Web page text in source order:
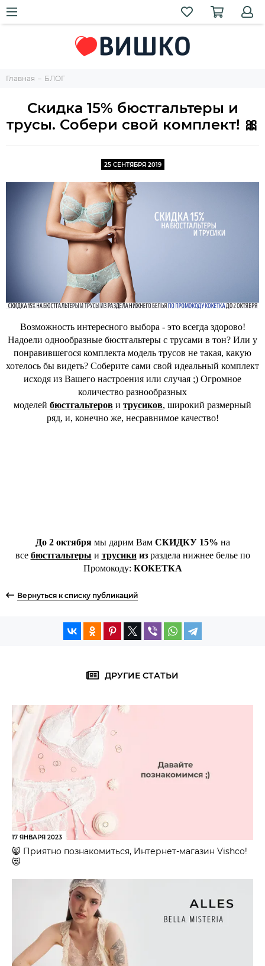
Главная БЛОГ
Скидка 15% бюстгальтеры и
трусы. Собери свой комплект! 🎀
25 СЕНТЯБРЯ 2019
Возможность интересного выбора - это всегда здорово!
Надоели однообразные бюстгальтеры с трусами в тон? Или у
понравившегося комплекта модель трусов не такая, какую
хотелось бы видеть? Соберите сами свой идеальный комплект
исходя из Вашего настроения или случая ;) Огромное
количество разнообразных
моделей бюстгальтеров и трусиков, широкий размерный
ряд, и, конечно же, несравнимое качество!
До 2 октябрямы дарим Вам СКИДКУ 15% на
все бюстгальтеры и трусикиизраздела нижнее белье по
Промокоду: КОКЕТКА
Вернуться к списку публикаций
ДРУГИЕ СТАТЬИ
17 ЯНВАРЯ 2023
😸 Приятно познакомиться, Интернет-магазин Vishco!
😻